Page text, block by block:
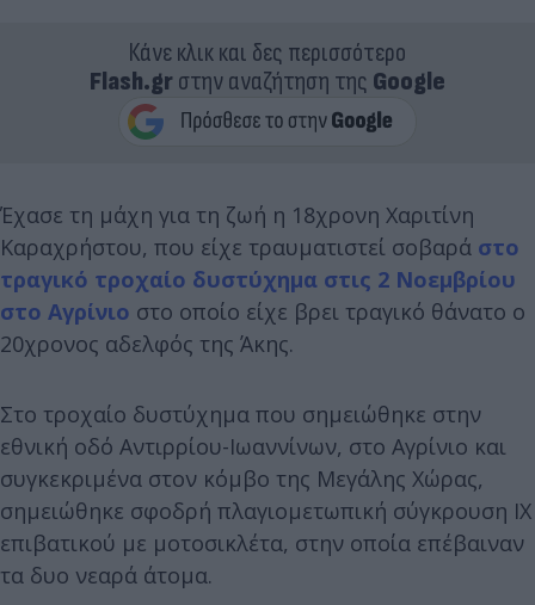
Κάνε κλικ και δες περισσότερο
Flash.grστην αναζήτηση της Google
Έχασε τη μάχη για τη ζωή η 18χρονη Χαριτίνη
Καραχρήστου, που είχε τραυματιστεί σοβαρά στο
τραγικό τροχαίο δυστύχημα στις 2 Νοεμβρίου
στο Αγρίνιο στο οποίο είχε βρει τραγικό θάνατο ο
20χρονος αδελφός της Άκης.
Στο τροχαίο δυστύχημα που σημειώθηκε στην
εθνική οδό Αντιρρίου-Ιωαννίνων, στο Αγρίνιο και
συγκεκριμένα στον κόμβο της Μεγάλης Χώρας,
σημειώθηκε σφοδρή πλαγιομετωπική σύγκρουση ΙΧ
επιβατικού με μοτοσικλέτα, στην οποία επέβαιναν
τα δυο νεαρά άτομα.